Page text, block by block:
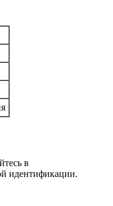
в
идентификации.